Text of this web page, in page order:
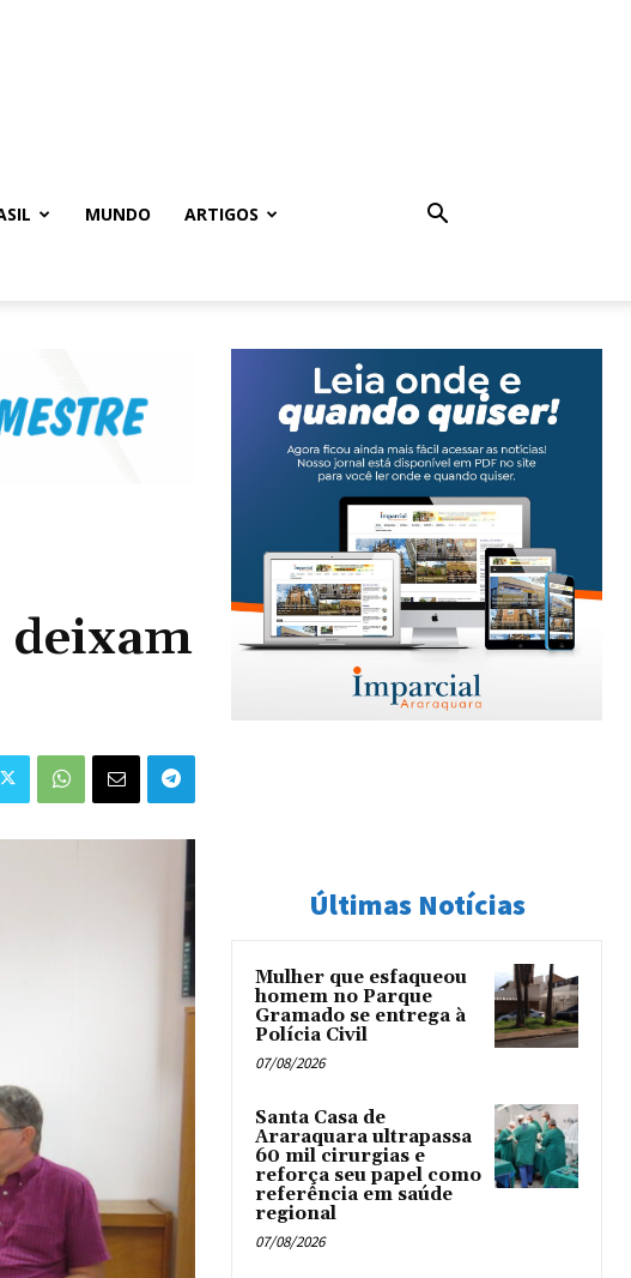
MUNDO ARTIGOS
deixam
Últimas Notícias
Mulher que esfaqueou
homem no Parque
Gramado se entrega à
Polícia Civil
07/08/2026
Santa Casa de
Araraquara ultrapassa
60 mil cirurgias e
reforça seu papel como
referência em saúde
regional
07/08/2026